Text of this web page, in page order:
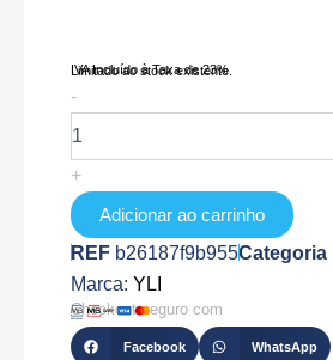
IVA Incluído à Taxa de 23%
Limitado ao stock existente.
-
de
YD-
606
+
Adicionar ao carrinho
REF b26187f9b955Categoria
Marca: YLI
Checkout seguro com
Facebook WhatsApp